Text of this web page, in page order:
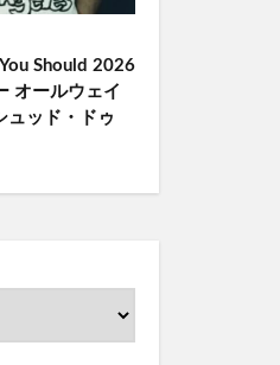
Should 2026
オールウェイ
ュッド・ドゥ